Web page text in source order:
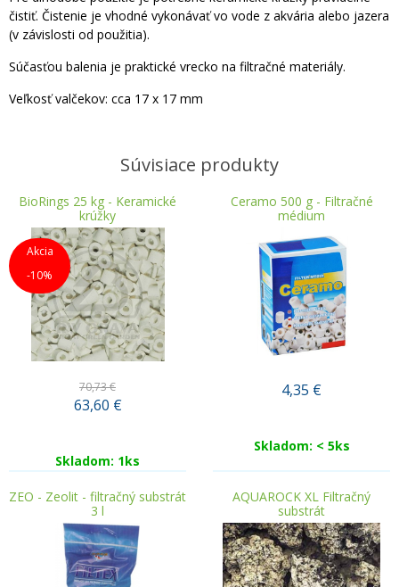
čistiť. Čistenie je vhodné vykonávať vo vode z akvária alebo jazera
(v závislosti od použitia).
Súčasťou balenia je praktické vrecko na filtračné materiály.
Veľkosť valčekov: cca 17 x 17 mm
Súvisiace produkty
BioRings 25 kg - Keramické
krúžky
Akcia
-10%
70,73 €
63,60 €
Skladom: 1ks
Ceramo 500 g - Filtračné
médium
4,35 €
Skladom: < 5ks
ZEO - Zeolit - filtračný substrát
3 l
AQUAROCK XL Filtračný
substrát